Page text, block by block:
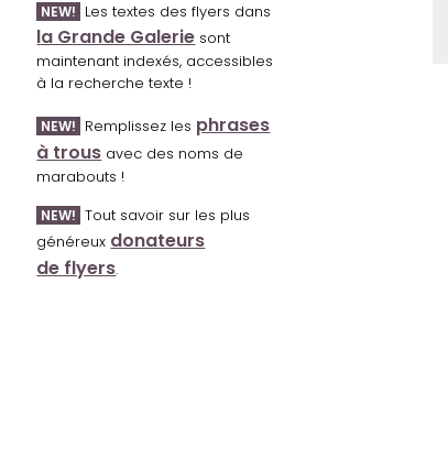
NEW! Les textes des flyers dans
la Grande Galerie sont
maintenant indexés, accessibles
à la recherche texte !
NEW! Remplissez les phrases
à trous avec des noms de
marabouts !
NEW! Tout savoir sur les plus
généreux donateurs
de flyers.